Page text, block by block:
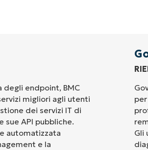
degli endpoint, BMC
migliori agli utenti
dei servizi IT di
sue API pubbliche.
automatizzata
e la
Gli
Company